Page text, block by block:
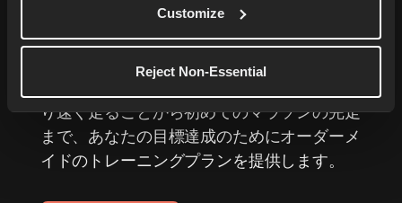
Customize
Reject Non-Essential
あなたのランニングを
の レベルへ
り速く走ることから初めてのマラソンの完走
まで、あなたの目標達成のためにオーダーメ
イドのトレーニングプランを提供します。